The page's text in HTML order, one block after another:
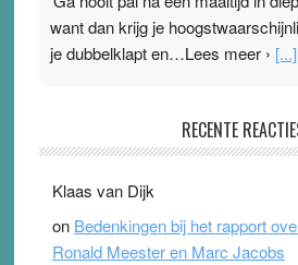
want dan krijg je
je dubbelklapt en…Lees meer › [...]
Ward van Beek
topsporters. Ze hopen ermee hun
terwijl ze meer zuurstof opnemen.
pleister geen effect. Maar het
RECENTE
Klaas van Dijk
on Bedenkingen bij het rapport
Ronald Meester en Marc Jacobs